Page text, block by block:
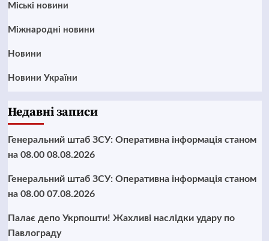
Mіські новини
Міжнародні новини
Новини
Новини України
Недавні записи
Генеральний штаб ЗСУ: Оперативна інформація станом
на 08.00 08.08.2026
Генеральний штаб ЗСУ: Оперативна інформація станом
на 08.00 07.08.2026
Палає депо Укрпошти! Жахливі наслідки удару по
Павлограду